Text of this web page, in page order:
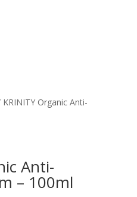
KRINITY Organic Anti-
Anti-
– 100ml